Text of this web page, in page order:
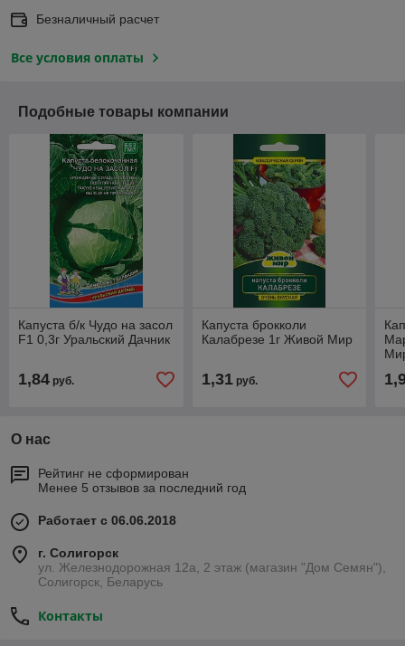
Безналичный расчет
Все условия оплаты
Подобные товары компании
Капуста б/к Чудо на засол
F1 0,3г Уральский Дачник
1,84 руб.
Капуста брокколи
Калабрезе 1г Живой Мир
1,31руб.
О нас
Рейтинг не сформирован
Менее 5 отзывов за последний год
Работает с 06.06.2018
г. Солигорск
ул. Железнодорожная 12а, 2 этаж (магазин "Дом Семян"),
Солигорск, Беларусь
Контакты